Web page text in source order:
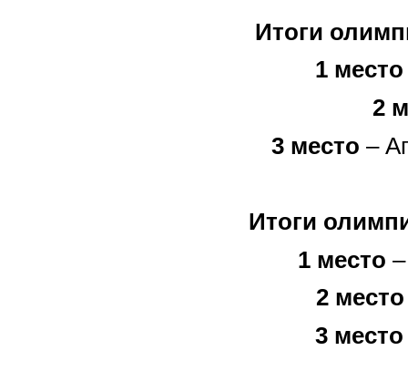
Итоги
1 место
2
3 место –
Итоги
1 место
2 место
3 место